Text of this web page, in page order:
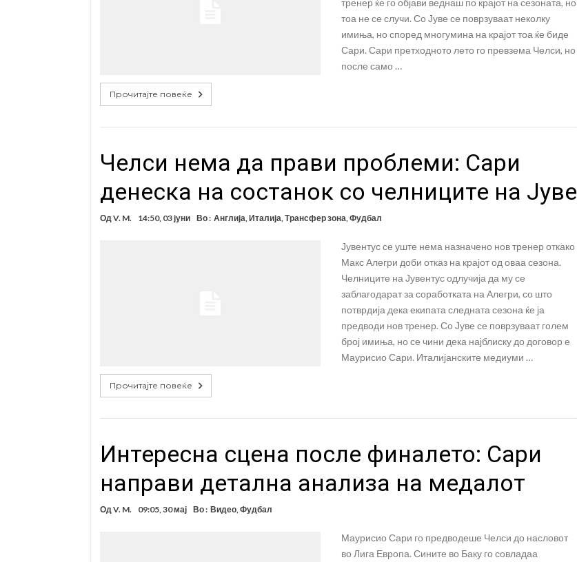
тоа не се случи. Со Јуве се поврзуваат неколку
имиња, но според многумина на крајот тоа ќе биде
Сари. Сари претходното лето го превзема Челси, но
после само …
Прочитајте повеќе
Челси нема да прави проблеми: Сари
денеска на состанок со челниците на Јуве
Од V. M. 14:50, 03 јуни Во : Англија Италија Трансфер зона Фудбал
Јувентус се уште нема назначено нов тренер откако
Макс Алегри доби отказ на крајот од оваа сезона.
Челниците на Јувентус одлучија да му се
заблагодарат за соработката на Алегри, со што
потврдија дека екипата следната сезона ќе ја
предводи нов тренер. Со Јуве се поврзуваат голем
број имиња, но се чини дека најблиску до договор е
Маурисио Сари. Италијанските медиуми …
Прочитајте повеќе
Интересна сцена после финалето: Сари
направи детална анализа на медалот
Од V. M. 09:05, 30 мај Во : Видео, Фудбал
Маурисио Сари го предводеше Челси до насловот
во Лига Европа. Сините во Баку го совладаа